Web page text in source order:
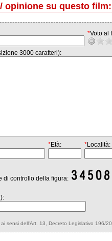
opinione su questo
*Voto al
3000 caratteri):
*Età: *Località:
di controllo della figura:
ai sensi dell'Art. 13, Decreto Legislativo 196/